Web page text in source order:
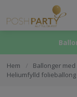
Hem / Ballonger
Heliumfylld folieballong